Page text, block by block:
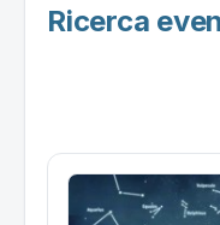
Ricerca